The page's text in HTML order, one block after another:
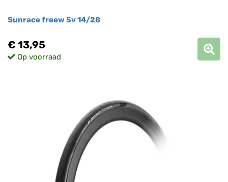
Sunrace freew 5v 14/28
€ 13,95
Op voorraad